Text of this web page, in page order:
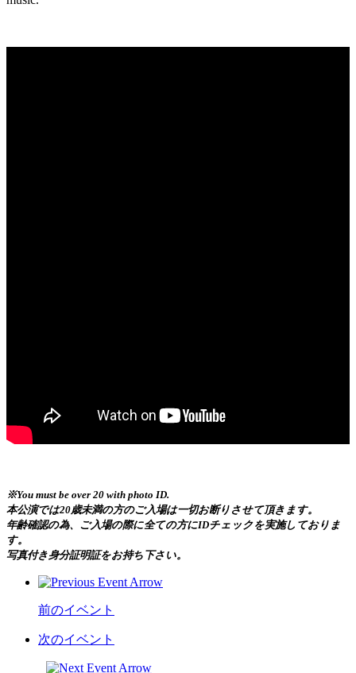
※You must be over 20 with photo ID.
本公演では20歳未満の方のご入場は一切お断りさせて頂きます。
年齢確認の為、ご入場の際に全ての方にIDチェックを実施しておりま
す。
写真付き身分証明証をお持ち下さい。
前のイベント
次のイベント